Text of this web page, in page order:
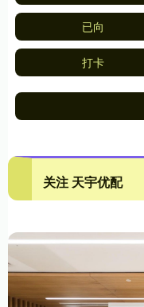
已向
打卡
关注 天宇优配